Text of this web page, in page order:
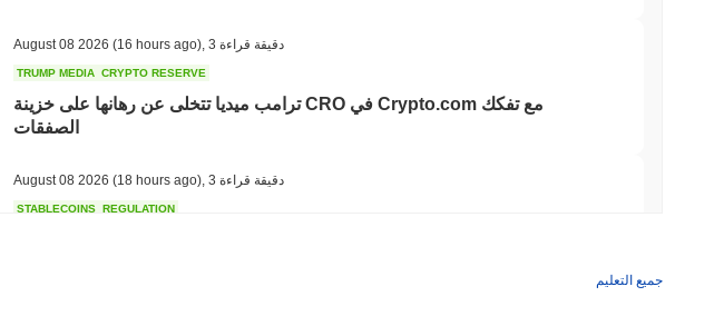
August 08 2026 (16 hours ago) 3 دقيقة قراءة
TRUMP MEDIA CRYPTO RESERVE
ترامب ميديا تتخلى عن رهانها على خزينة CRO في Crypto.com مع تفكك
الصفقات
August 08 2026 (18 hours ago) 3 دقيقة قراءة
STABLECOINS REGULATION
جميع التعليم